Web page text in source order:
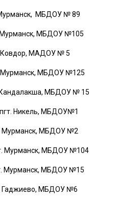
МБДОУ № 89
МБДОУ №105
МАДОУ № 5
МБДОУ №125
МБДОУ № 15
Никель, МБДОУ№1
МБДОУ №2
МБДОУ №104
МБДОУ №15
МБДОУ №6